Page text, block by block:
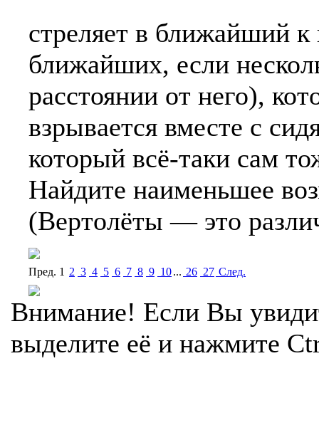
стреляет в ближайший
ближайших, если
расстоянии от него),
взрывается вместе с
который всё-таки сам
Найдите наименьшее
(Вертолёты — это
Пред. 1 2 3 4 5 6 7 8 9 10... 26 27 Cлед.
Внимание! Если Вы
выделите её и нажмите